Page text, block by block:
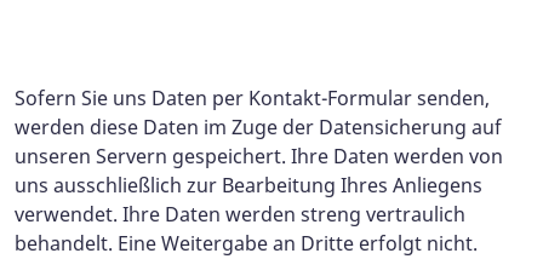
Sofern Sie uns Daten per Kontakt-Formular senden,
werden diese Daten im Zuge der Datensicherung auf
unseren Servern gespeichert. Ihre Daten werden von
uns ausschließlich zur Bearbeitung Ihres Anliegens
verwendet. Ihre Daten werden streng vertraulich
behandelt. Eine Weitergabe an Dritte erfolgt nicht.